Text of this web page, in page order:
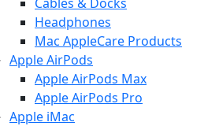
Headphones
Mac AppleCare Products
Apple AirPods
Apple AirPods Max
Apple AirPods Pro
Apple iMac